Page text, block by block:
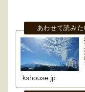
kshouse.jp